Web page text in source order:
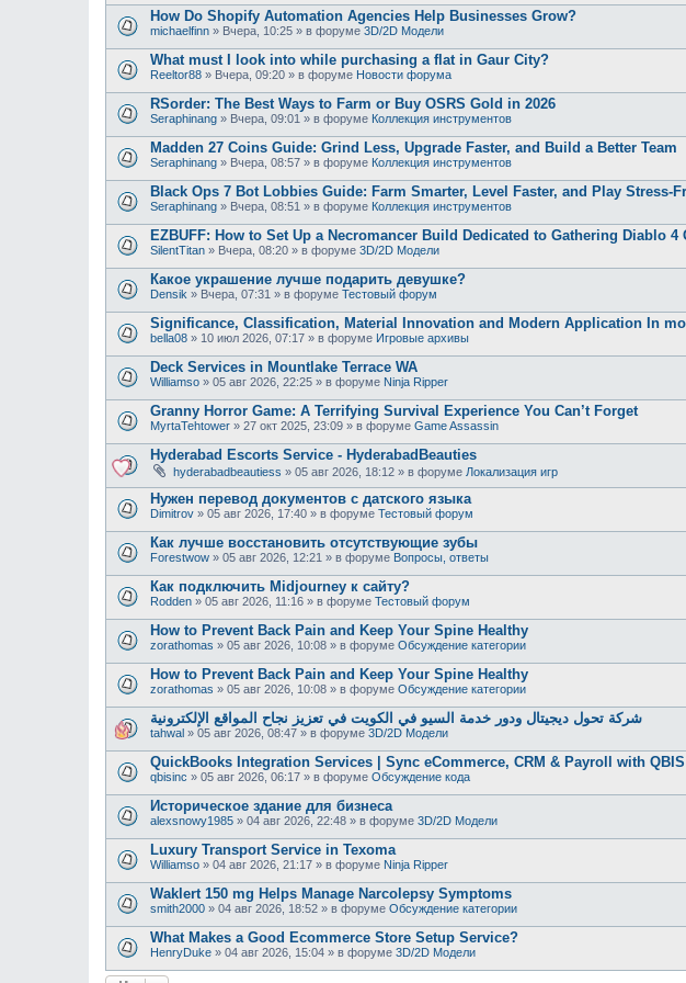
How Do Shopify Automation Agencies Help Businesses Grow?
michaelfinn » Вчера, 10:25 » в форуме 3D/2D Модели
What must I look into while purchasing a flat in Gaur City?
Reeltor88 » Вчера, 09:20 » в форуме Новости форума
RSorder: The Best Ways to Farm or Buy OSRS Gold in 2026
Seraphinang » Вчера, 09:01 » в форуме Коллекция инструментов
Madden 27 Coins Guide: Grind Less, Upgrade Faster, and Build a Better Team
Seraphinang » Вчера, 08:57 » в форуме Коллекция инструментов
Black Ops 7 Bot Lobbies Guide: Farm Smarter, Level Faster, and Play Stress-
Seraphinang » Вчера, 08:51 » в форуме Коллекция инструментов
EZBUFF: How to Set Up a Necromancer Build Dedicated to Gathering Diablo 4
SilentTitan » Вчера, 08:20 » в форуме 3D/2D Модели
Какое украшение лучше подарить девушке?
Densik » Вчера, 07:31 » в форуме Тестовый форум
Significance, Classification, Material Innovation and Modern Application In
bella08 » 10 июл 2026, 07:17 » в форуме Игровые архивы
Deck Services in Mountlake Terrace WA
Williamso » 05 авг 2026, 22:25 » в форуме Ninja Ripper
Granny Horror Game: A Terrifying Survival Experience You Can’t Forget
MyrtaTehtower » 27 окт 2025, 23:09 » в форуме Game Assassin
Hyderabad Escorts Service - HyderabadBeauties
hyderabadbeautiess » 05 авг 2026, 18:12 » в форуме Локализация игр
Нужен перевод документов с датского языка
Dimitrov » 05 авг 2026, 17:40 » в форуме Тестовый форум
Как лучше восстановить отсутствующие зубы
Forestwow » 05 авг 2026, 12:21 » в форуме Вопросы, ответы
Как подключить Midjourney к сайту?
Rodden » 05 авг 2026, 11:16 » в форуме Тестовый форум
How to Prevent Back Pain and Keep Your Spine Healthy
zorathomas » 05 авг 2026, 10:08 » в форуме Обсуждение категории
How to Prevent Back Pain and Keep Your Spine Healthy
zorathomas » 05 авг 2026, 10:08 » в форуме Обсуждение категории
شركة تحول ديجيتال ودور خدمة السيو في الكويت في تعزيز نجاح المواقع الإلكترونية
tahwal » 05 авг 2026, 08:47 » в форуме 3D/2D Модели
QuickBooks Integration Services | Sync eCommerce, CRM & Payroll with QBIS
qbisinc » 05 авг 2026, 06:17 » в форуме Обсуждение кода
Историческое здание для бизнеса
alexsnowy1985 » 04 авг 2026, 22:48 » в форуме 3D/2D Модели
Luxury Transport Service in Texoma
Williamso » 04 авг 2026, 21:17 » в форуме Ninja Ripper
Waklert 150 mg Helps Manage Narcolepsy Symptoms
smith2000 » 04 авг 2026, 18:52 » в форуме Обсуждение категории
What Makes a Good Ecommerce Store Setup Service?
HenryDuke » 04 авг 2026, 15:04 » в форуме 3D/2D Модели